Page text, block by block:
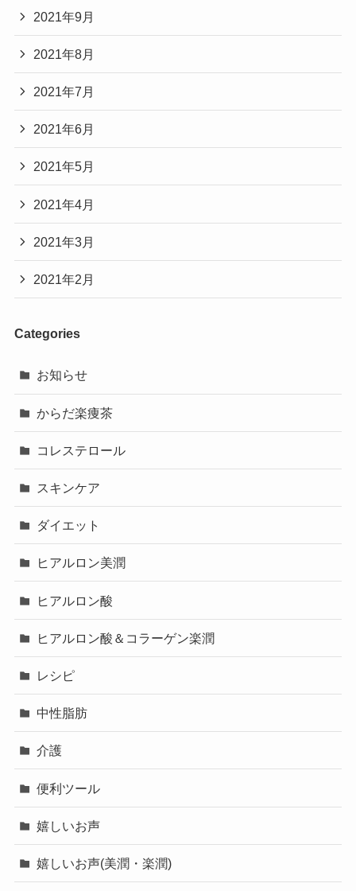
2021年9月
2021年8月
2021年7月
2021年6月
2021年5月
2021年4月
2021年3月
2021年2月
Categories
お知らせ
からだ楽痩茶
コレステロール
スキンケア
ダイエット
ヒアルロン美潤
ヒアルロン酸
ヒアルロン酸＆コラーゲン楽潤
レシピ
中性脂肪
介護
便利ツール
嬉しいお声
嬉しいお声(美潤・楽潤)